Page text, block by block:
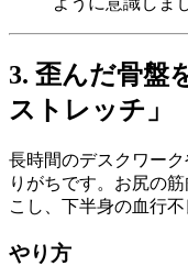
3. 歪んだ骨盤
ストレッチ」
長時間のデスクワー
りがちです。お尻の
こし、下半身の血行不
やり方